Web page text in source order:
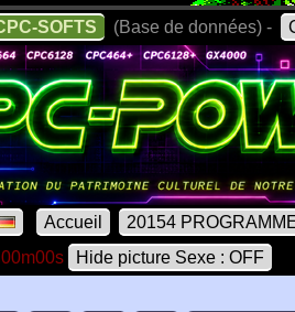
SOFTS (Base de données) -
Accueil 20154
Hide picture Sexe : OFF